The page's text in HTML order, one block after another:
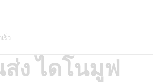
ร็ว
ง ไดโนมูฟ